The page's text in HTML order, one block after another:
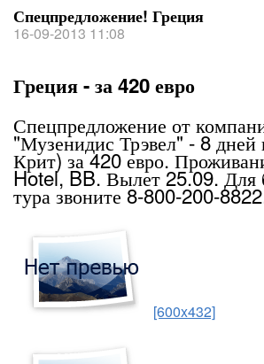
Спецпредложение! Греция
16-09-2013 11:08
Греция - за 420 евро
Спецпредложение от
"Музенидис Трэвел" - 8 дней
Крит) за 420 евро.
Hotel, BB. Вылет 25.09. Для
тура звоните 8-800-200-
[600x432]